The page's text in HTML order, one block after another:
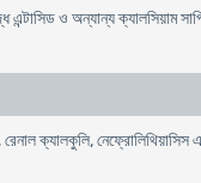
এন্টাসিড ও অন্যান্য ক্যালসিয়াম
ক্যালকুলি,